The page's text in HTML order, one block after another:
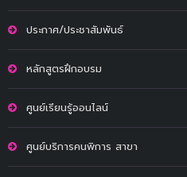
ประกาศ/ประชาสัมพันธ์
หลักสูตรฝึกอบรม
ศูนย์เรียนรู้ออนไลน์
ศูนย์บริการคนพิการ สาขา